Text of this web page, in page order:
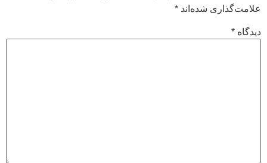
شده‌اند*
*